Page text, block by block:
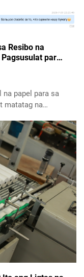
Resibo na
para
na papel para sa
matatag na
sa mga buyer
bansa sa